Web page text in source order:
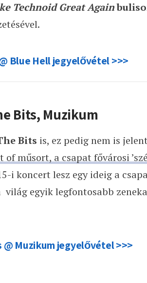
Technoid Great Again
Blue Hell jegyelővétel >>>
Bits, Muzikum
Bits is, ez pedig nem is
of műsort, a csapat fővárosi
i koncert lesz egy ideig a
egyik legfontosabb
@ Muzikum jegyelővétel >>>